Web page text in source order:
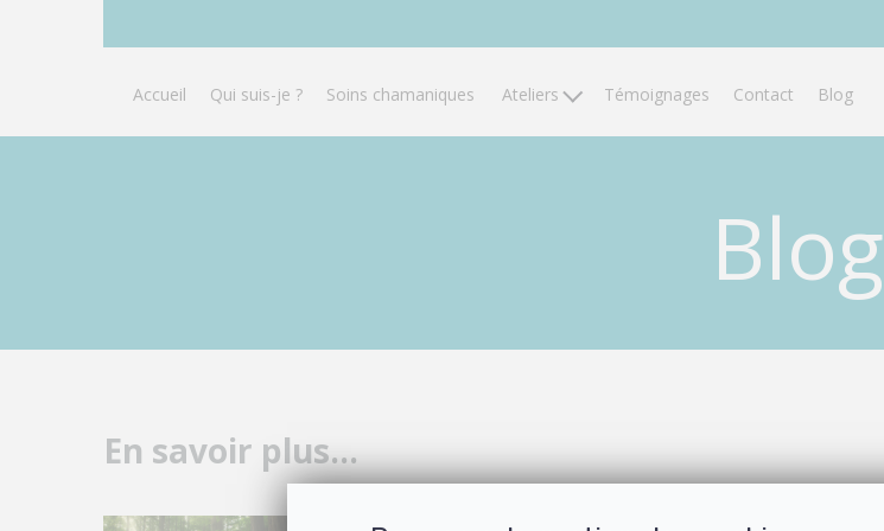
Accueil Qui suis-je ? Soins chamaniques Ateliers Témoignages Contact Blog
Blog
En savoir plus...